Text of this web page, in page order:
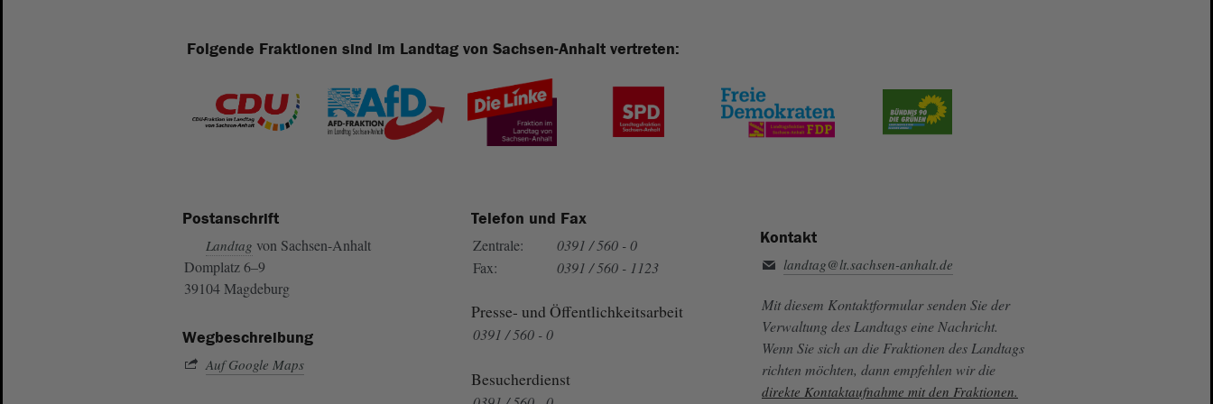
Folgende Fraktionen sind im Landtag von Sachsen-Anhalt vertreten:
Postanschrift
Landtag von Sachsen-Anhalt
Domplatz 6–9
39104 Magdeburg
Wegbeschreibung
Auf Google Maps
Telefon und Fax
Zentrale:
0391 / 560 - 0
Fax:
0391 / 560 - 1123
Presse- und Öffentlichkeitsarbeit
0391 / 560 - 0
Besucherdienst
Kontakt
landtag@lt.sachsen-anhalt.de
Mit diesem Kontaktformular senden Sie der
Verwaltung des Landtags eine Nachricht.
Wenn Sie sich an die Fraktionen des Landtags
richten möchten, dann empfehlen wir die
direkte Kontaktaufnahme mit den Fraktionen.